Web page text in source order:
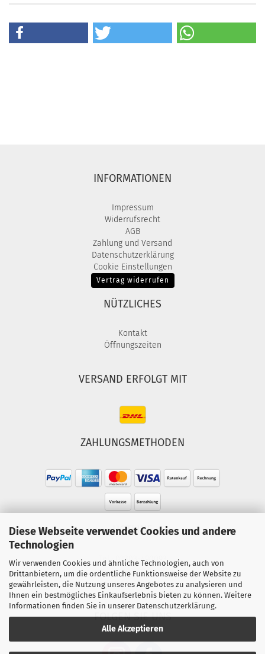
Diese Webseite verwendet Cookies und andere
Technologien
Wir verwenden Cookies und ähnliche Technologien, auch von
Drittanbietern, um die ordentliche Funktionsweise der Website zu
gewährleisten, die Nutzung unseres Angebotes zu analysieren und
Ihnen ein bestmögliches Einkaufserlebnis bieten zu können. Weitere
Informationen finden Sie in unserer Datenschutzerklärung.
Alle Akzeptieren
INFORMATIONEN
Impressum
Widerrufsrecht
AGB
Zahlung und Versand
Datenschutzerklärung
Cookie Einstellungen
Vertrag widerrufen
NÜTZLICHES
Kontakt
Öffnungszeiten
VERSAND ERFOLGT MIT
ZAHLUNGSMETHODEN
HOTLINE
Tel.: 02303-490093
Mo.-Fr. 10:00 - 18:00 Uhr
Sa. 10:00 - 15:00 Uhr
FOLGEN SIE UNS